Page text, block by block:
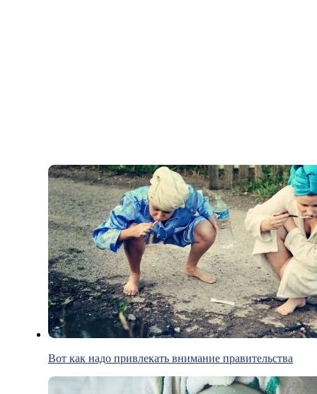
Вот как надо привлекать внимание правительства